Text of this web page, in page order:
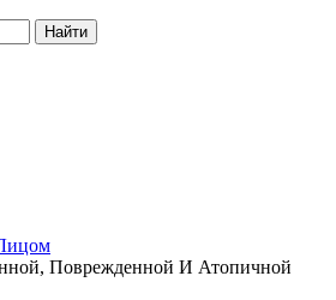
Найти
Поврежденной И Атопичной